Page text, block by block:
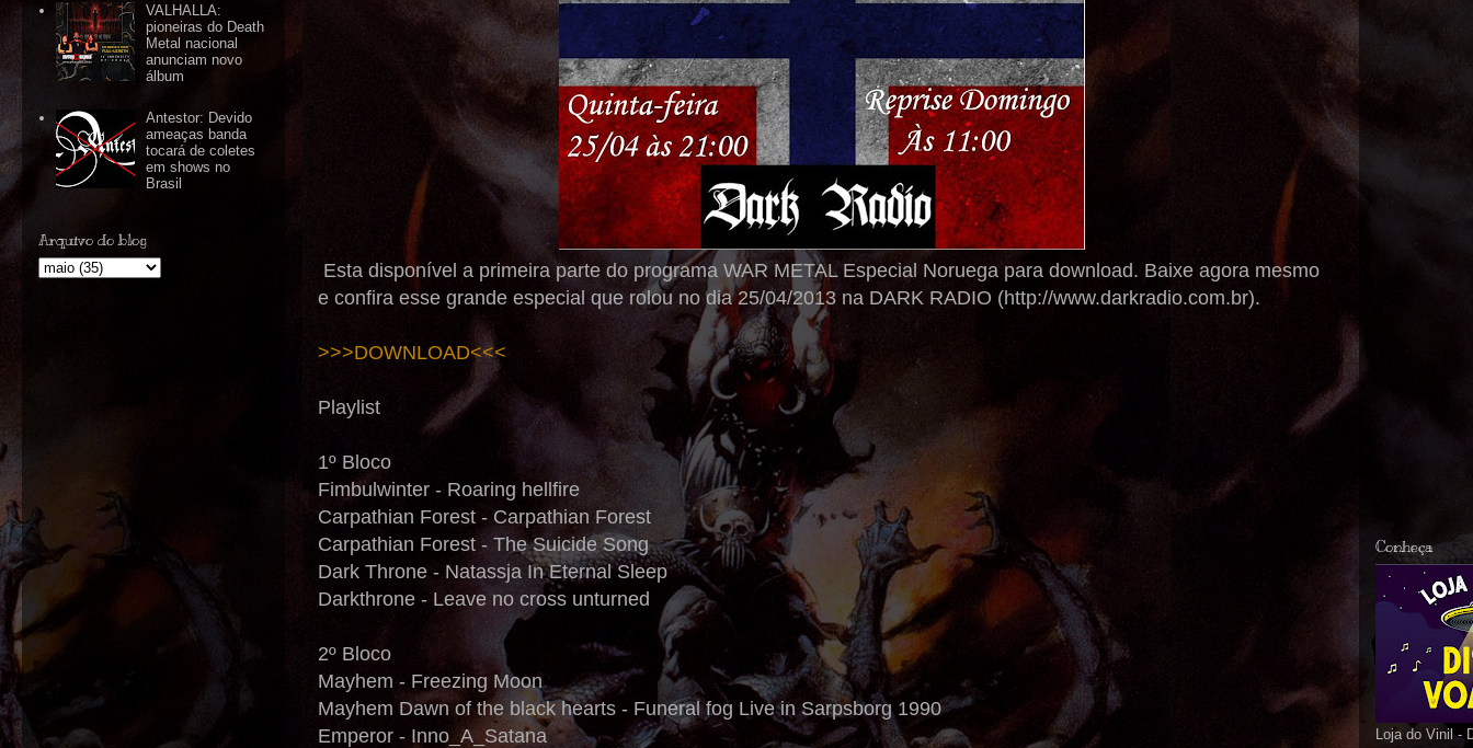
Esta disponível a primeira parte do programa WAR METAL Especial Noruega para download. Baixe agora mesmo
e confira esse grande especial que rolou no dia 25/04/2013 na DARK RADIO (http://www.darkradio.com.br).
>>>DOWNLOAD<<<
Playlist
1º Bloco
Fimbulwinter - Roaring hellfire
Carpathian Forest - Carpathian Forest
Carpathian Forest - The Suicide Song
Dark Throne - Natassja In Eternal Sleep
Darkthrone - Leave no cross unturned
2º Bloco
Mayhem - Freezing Moon
Mayhem Dawn of the black hearts - Funeral fog Live in Sarpsborg 1990
Emperor - Inno_A_Satana
VALHALLA:
pioneiras do Death
Metal nacional
anunciam novo
álbum
Antestor: Devido
ameaças banda
tocará de coletes
em shows no
Brasil
Arquivo do blog
Conheça
Loja do Vinil -